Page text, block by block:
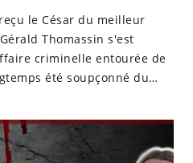
le César du meilleur
Thomassin s'est
criminelle entourée de
été soupçonné du